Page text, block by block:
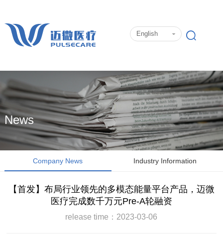
English
News
Company News Industry Information
【首发】布局行业领先的多模态能量平台产品，迈微
医疗完成数千万元Pre-A轮融资
release time：2023-03-06